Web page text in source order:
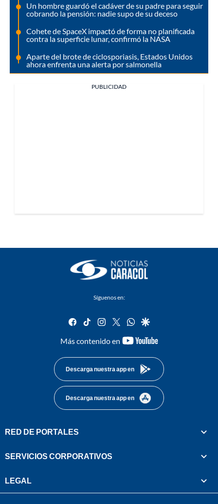
Un hombre guardó el cadáver de su padre para seguir
cobrando la pensión: nadie supo de su deceso
Cohete de SpaceX impactó de forma no planificada
contra la superficie lunar, confirmó la NASA
Aparte del brote de ciclosporiasis, Estados Unidos
ahora enfrenta una alerta por salmonella
PUBLICIDAD
Síguenos en:
facebook
tiktok instagram
twitterwhatsapp
google
Más contenido en
youtube-
Descarga nuestra app en
Descarga nuestra app en
RED DE PORTALES
SERVICIOS CORPORATIVOS
LEGAL